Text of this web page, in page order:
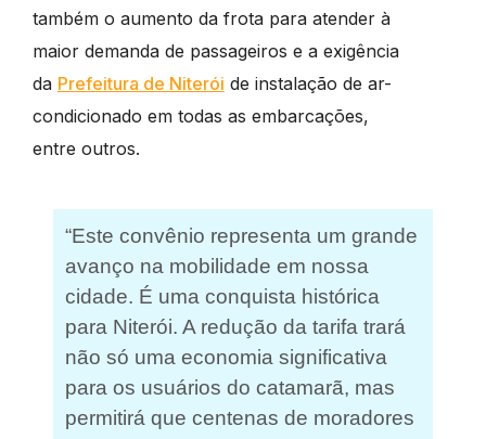
também o aumento da frota para atender à
maior demanda de passageiros e a exigência
da Prefeitura de Niterói de instalação de ar-
condicionado em todas as embarcações,
entre outros.
“Este convênio representa um grande
avanço na mobilidade em nossa
cidade. É uma conquista histórica
para Niterói. A redução da tarifa trará
não só uma economia significativa
para os usuários do catamarã, mas
permitirá que centenas de moradores